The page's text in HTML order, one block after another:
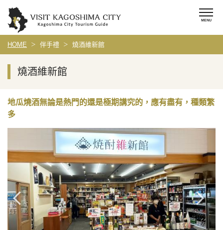
HOME 伴手禮 燒酒維新館
燒酒維新館
地瓜燒酒無論是熱門的還是極期講究的，應有盡有，種類繁
多